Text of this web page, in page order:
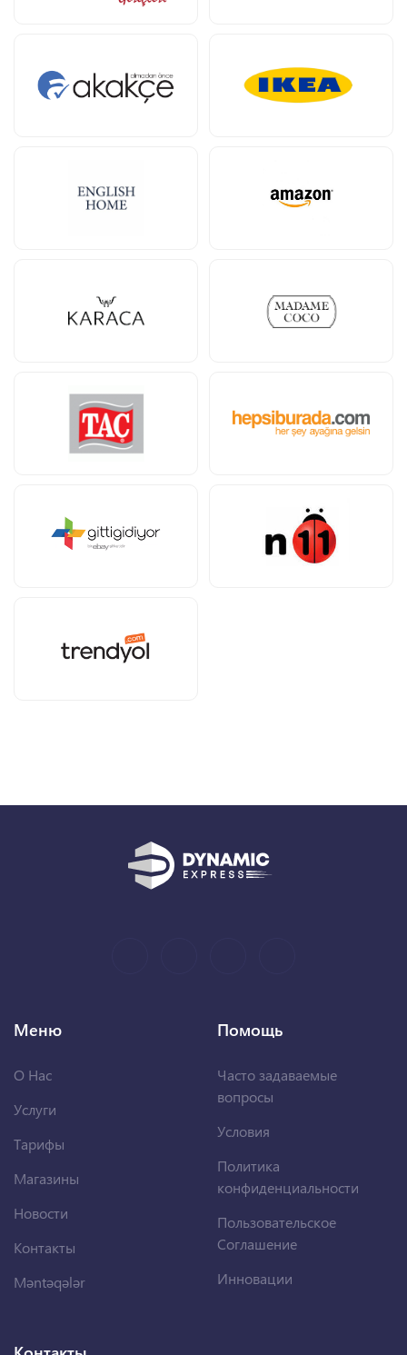
Меню
О Нас
Услуги
Тарифы
Магазины
Новости
Контакты
Məntəqələr
Помощь
Часто задаваемые
вопросы
Условия
Политика
конфиденциальности
Пользовательское
Соглашение
Инновации